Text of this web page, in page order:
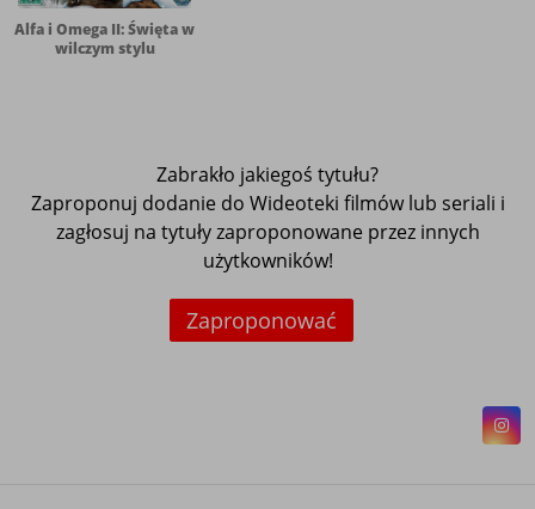
Alfa i Omega II: Święta w
wilczym stylu
Zabrakło jakiegoś tytułu?
Zaproponuj dodanie do Wideoteki filmów lub seriali i
zagłosuj na tytuły zaproponowane przez innych
użytkowników!
Zaproponować